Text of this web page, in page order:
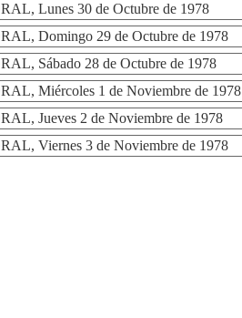
Lunes 30 de Octubre de 1978
Domingo 29 de Octubre de 1978
Sábado 28 de Octubre de 1978
Miércoles 1 de Noviembre de 1978
Jueves 2 de Noviembre de 1978
Viernes 3 de Noviembre de 1978